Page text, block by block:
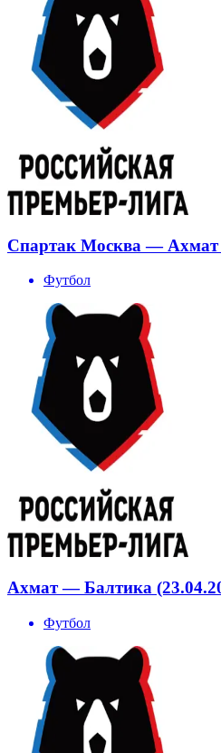
Спартак Москва — Ахмат
Футбол
Ахмат — Балтика
Футбол